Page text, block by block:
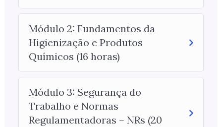
Módulo 2: Fundamentos da
Higienização e Produtos
Químicos (16 horas)
Módulo 3: Segurança do
Trabalho e Normas
Regulamentadoras – NRs (20